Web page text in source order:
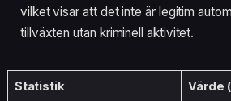
vilket visar att det inte är legitim
tillväxten utan kriminell aktivitet.
Statistik Värde